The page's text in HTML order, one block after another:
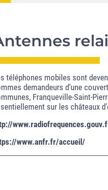
téléphones mobiles sont
demandeurs d’une
Franqueville-Saint-
sur les châteaux
www.anfr.fr/accueil/